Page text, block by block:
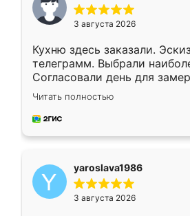
3 августа 2026
Кухню здесь заказали.
телеграмм. Выбрали
Согласовали день для
недели кухня была уже
довольны работой. Спасибо
мебель за качественную
Читать полностью
yaroslava1986
3 августа 2026